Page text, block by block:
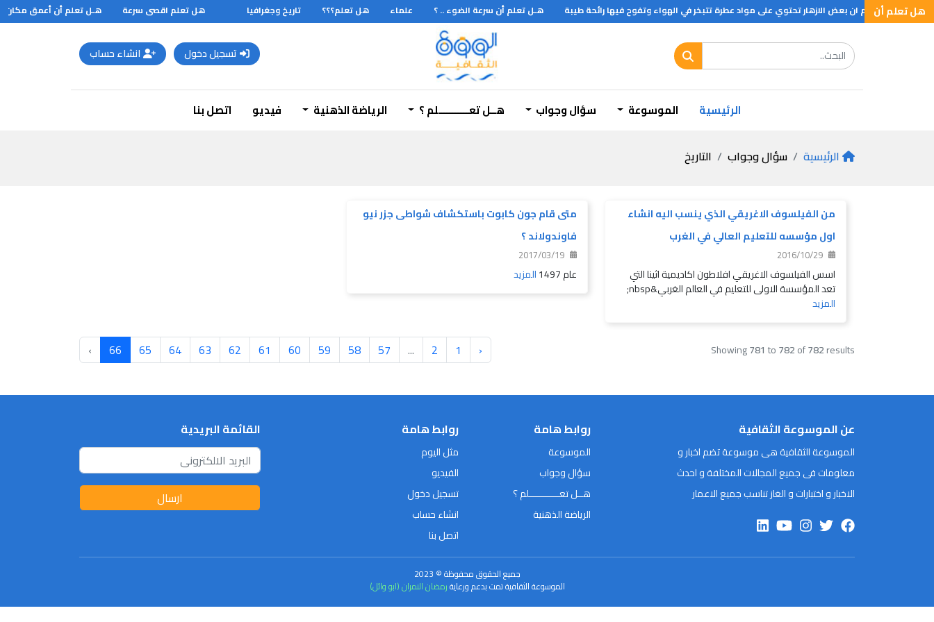
هل تعلم أن
هل تعلم ان بعض الازهار تحتوي على مواد عطرة تتبخر في الهواء وتفوح فيها رائحة طيبة هـل تعلم أن سرعة الضوء .. ؟ علماء هل تعلم؟؟؟ تاريخ وجغرافيا هل تعلم اقصى سرعة هـل تعلم أن أعمق مكان في
تسجيل دخول انشاء حساب
الرئيسية الموسوعة سؤال وجواب هــل تعـــــــــــلم ؟ الرياضة الذهنية فيديو اتصل بنا
الرئيسية سؤال وجواب التاريخ
من الفيلسوف الاغريقي الذي ينسب اليه انشاء
اول مؤسسه للتعليم العالي في الغرب
2016/10/29
اسس الفيلسوف الاغريقي افلاطون اكاديمية اثينا التي
تعد المؤسسة الاولى للتعليم في العالم الغربي&nbsp;
المزيد
متى قام جون كابوت باستكشاف شواطى جزر نيو
فاوندولاند ؟
2017/03/19
عام 1497 المزيد
Showing781 to782of782results
‹
1
2
...
57
58
59
60
61
62
63
64
65
66
›
عن الموسوعة الثقافية
الموسوعة الثقافية هى موسوعة تضم اخبار و
معلومات فى جميع المجالات المختلفة و احدث
الاخبار و اختبارات و الغاز تناسب جميع الاعمار
روابط هامة
الموسوعة
سؤال وجواب
هــل تعـــــــــــلم ؟
الرياضة الذهنية
روابط هامة
مثل اليوم
الفيديو
تسجيل دخول
انشاء حساب
اتصل بنا
القائمة البريدية
ارسال
جميع الحقوق محفوظة © 2023
الموسوعة الثقافية تمت بدعم ورعايةرمضان النمران (ابو وائل)